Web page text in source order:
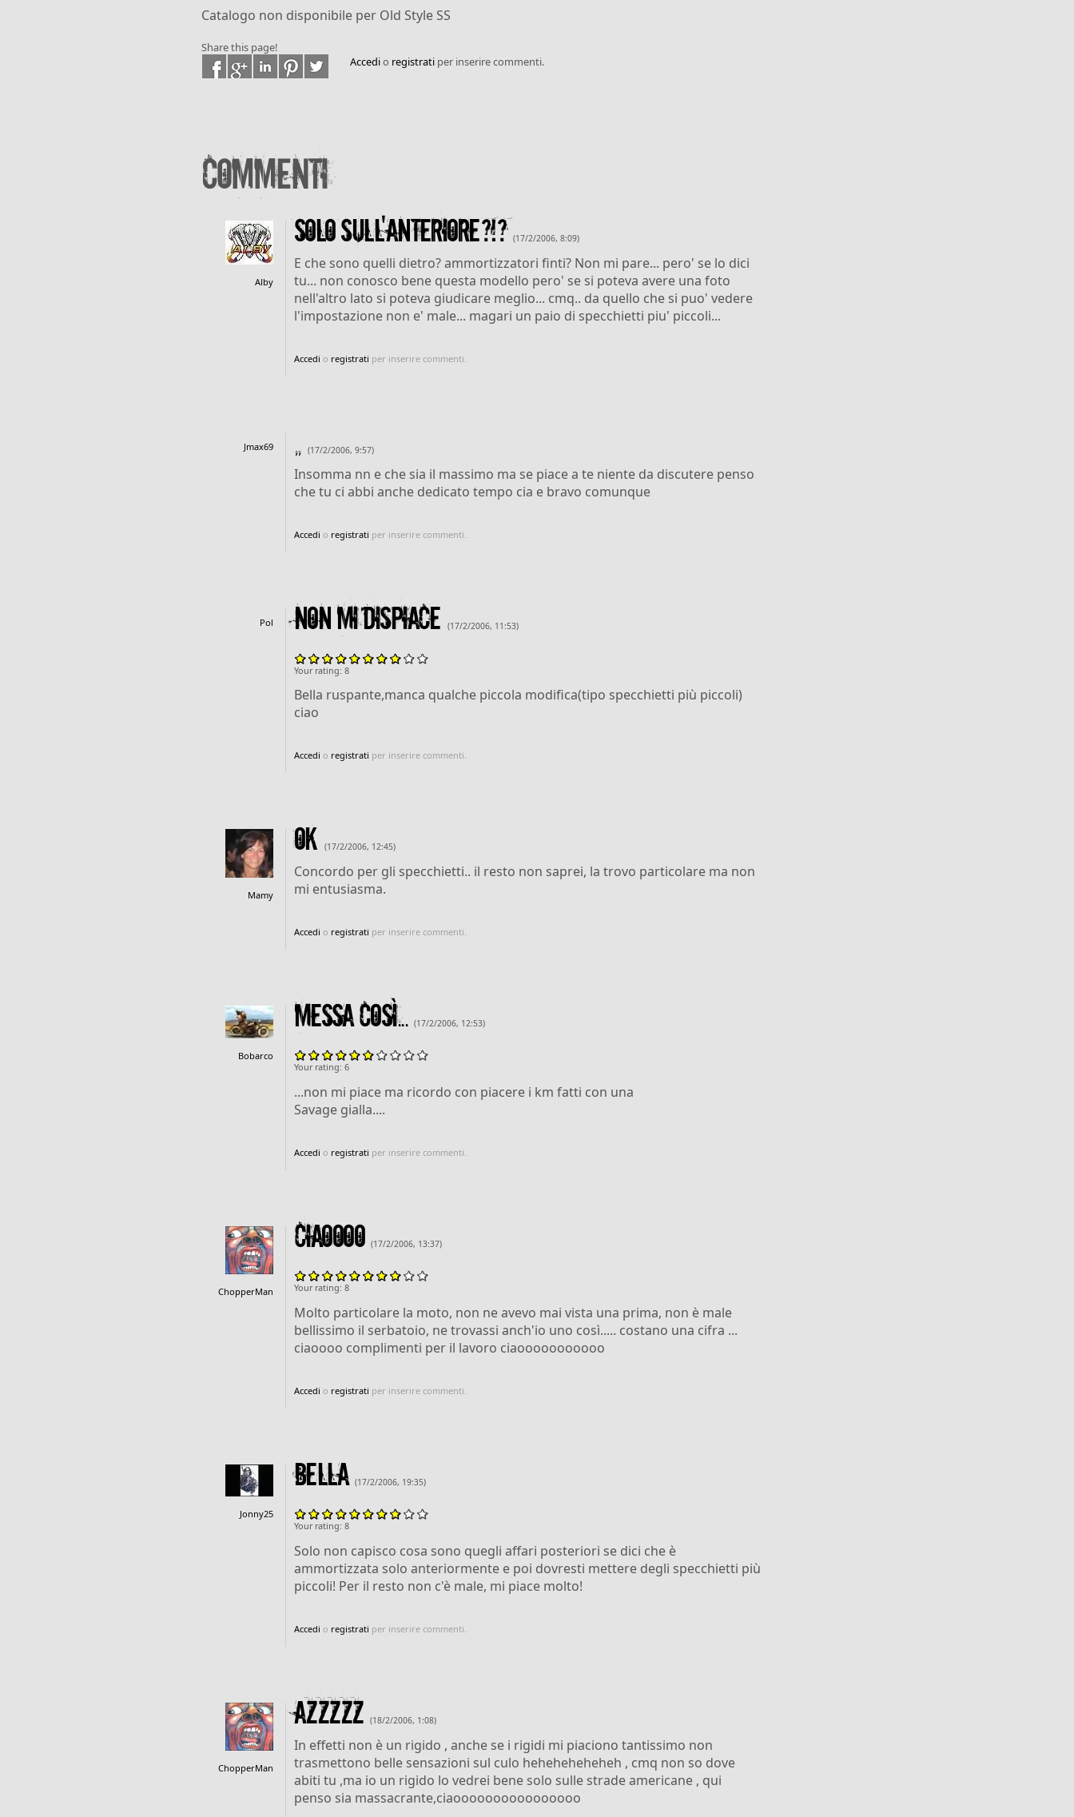
Catalogo non disponibile per Old Style SS
Share this page!
Accedio registratiper inserire commenti.
Commenti
Alby
Solo sull'anteriore?!? (17/2/2006, 8:09)
E che sono quelli dietro? ammortizzatori finti? Non mi pare... pero' se lo dici
tu... non conosco bene questa modello pero' se si poteva avere una foto
nell'altro lato si poteva giudicare meglio... cmq.. da quello che si puo' vedere
l'impostazione non e' male... magari un paio di specchietti piu' piccoli...
Accedi o registrati per inserire commenti.
Jmax69 ,, (17/2/2006, 9:57)
Insomma nn e che sia il massimo ma se piace a te niente da discutere penso
che tu ci abbi anche dedicato tempo cia e bravo comunque
Accedi o registrati per inserire commenti.
Pol Non mi dispiace (17/2/2006, 11:53)
Your rating: 8
Bella ruspante,manca qualche piccola modifica(tipo specchietti più piccoli)
ciao
Accedi o registrati per inserire commenti.
Mamy
Ok (17/2/2006, 12:45)
Concordo per gli specchietti.. il resto non saprei, la trovo particolare ma non
mi entusiasma.
Accedi o registrati per inserire commenti.
Bobarco
Messa così... (17/2/2006, 12:53)
Your rating: 6
...non mi piace ma ricordo con piacere i km fatti con una
Savage gialla....
Accedi o registrati per inserire commenti.
ChopperMan
Ciaoooo (17/2/2006, 13:37)
Your rating: 8
Molto particolare la moto, non ne avevo mai vista una prima, non è male
bellissimo il serbatoio, ne trovassi anch'io uno così..... costano una cifra ...
ciaoooo complimenti per il lavoro ciaooooooooooo
Accedi o registrati per inserire commenti.
Jonny25
Bella (17/2/2006, 19:35)
Your rating: 8
Solo non capisco cosa sono quegli affari posteriori se dici che è
ammortizzata solo anteriormente e poi dovresti mettere degli specchietti più
piccoli! Per il resto non c'è male, mi piace molto!
Accedi o registrati per inserire commenti.
ChopperMan
AZZZZZ (18/2/2006, 1:08)
In effetti non è un rigido , anche se i rigidi mi piaciono tantissimo non
trasmettono belle sensazioni sul culo heheheheheheh , cmq non so dove
abiti tu ,ma io un rigido lo vedrei bene solo sulle strade americane , qui
penso sia massacrante,ciaoooooooooooooooo